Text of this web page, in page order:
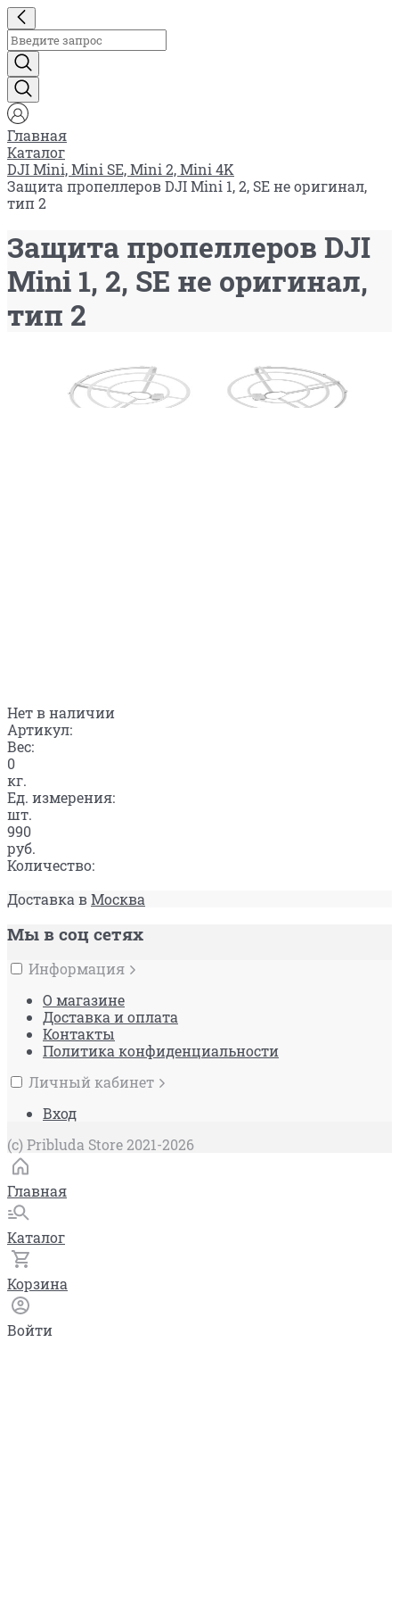
Главная
Каталог
DJI Mini, Mini SE, Mini 2, Mini 4K
Защита пропеллеров DJI Mini 1, 2, SE не оригинал,
тип 2
Защита пропеллеров DJI
Mini 1, 2, SE не оригинал,
тип 2
Нет в наличии
Артикул:
Вес:
0
кг.
Ед. измерения:
шт.
990
руб.
Количество:
Доставка вМосква
Мы в соц сетях
Информация
О магазине
Доставка и оплата
Контакты
Политика конфиденциальности
Личный кабинет
Вход
(c) Pribluda Store 2021-2026
Главная
Каталог
Корзина
Войти